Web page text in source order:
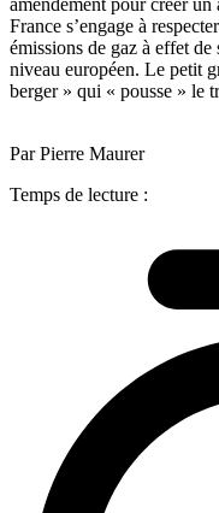
France s’engage à
émissions de gaz à effet
niveau européen. Le petit
berger » qui « pousse » le
Par Pierre Maurer
Temps de lecture :